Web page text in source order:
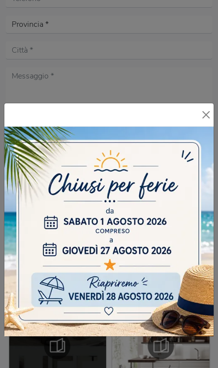
SFOGLIA I NOSTRI CATALOGHI
Acconsento all'informativa sulla
DOMANDA DI SICUREZZA
Scrivere la parola "Fragole" al singolare
INVIA